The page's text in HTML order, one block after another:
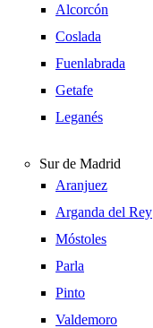
Alcorcón
Coslada
Fuenlabrada
Getafe
Leganés
Sur de Madrid
Aranjuez
Arganda del Rey
Móstoles
Parla
Pinto
Valdemoro